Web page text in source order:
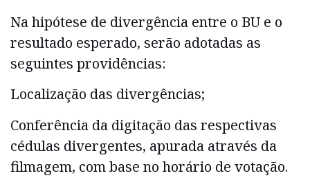
Na hipótese de divergência entre o BU e o
resultado esperado, serão adotadas as
seguintes providências:
Localização das divergências;
Conferência da digitação das respectivas
cédulas divergentes, apurada através da
filmagem, com base no horário de votação.